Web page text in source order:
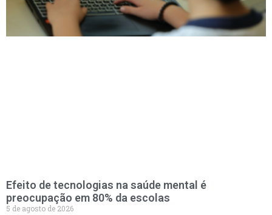
Efeito de tecnologias na saúde mental é
preocupação em 80% da escolas
5 de agosto de 2026